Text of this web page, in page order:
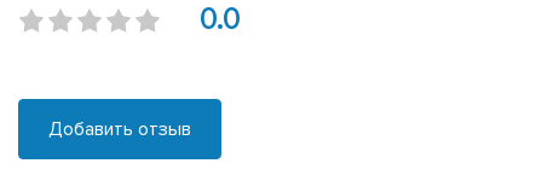
0.0
Добавить отзыв